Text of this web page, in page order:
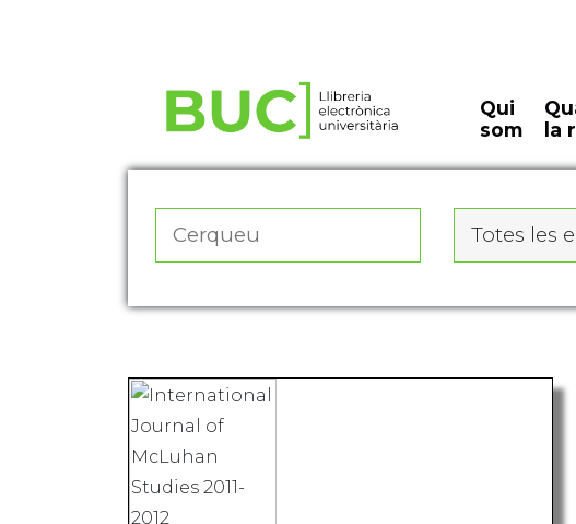
Qui
som
la
Totes les